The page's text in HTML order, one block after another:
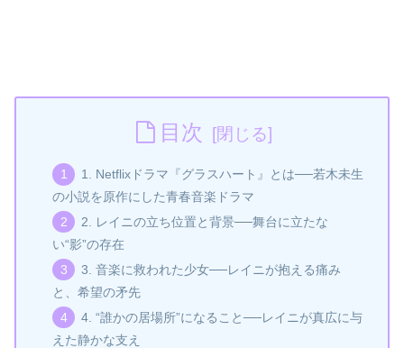
目次
1. Netflixドラマ『グラスハート』とは──若木未生
の小説を原作にした青春音楽ドラマ
2. レイニの立ち位置と背景──舞台に立たな
い“影”の存在
3. 音楽に救われた少女──レイニが抱える痛み
と、希望の矛先
4. “誰かの居場所”になること──レイニが真広に与
えた静かな支え